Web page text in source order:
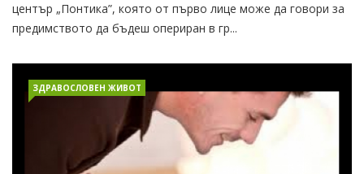
център „Понтика”, която от първо лице може да говори за
предимството да бъдеш опериран в гр...
ЗДРАВОСЛОВЕН ЖИВОТ